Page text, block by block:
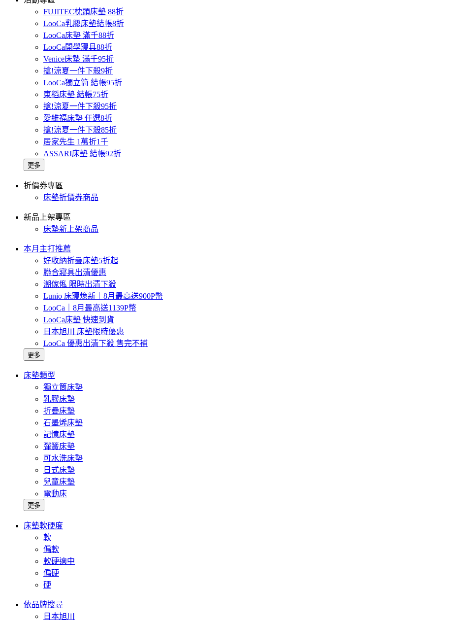
FUJITEC枕頭床墊 88折
LooCa乳膠床墊結帳8折
LooCa床墊 滿千88折
LooCa開學寢具88折
Venice床墊 滿千95折
搶!涼夏一件下殺9折
LooCa獨立筒 結帳95折
東稻床墊 結帳75折
搶!涼夏一件下殺95折
愛維福床墊 任選8折
搶!涼夏一件下殺85折
居家先生 1萬折1千
ASSARI床墊 結帳92折
更多
折價券專區
床墊折價券商品
新品上架專區
床墊新上架商品
本月主打推薦
好收納折疊床墊5折起
聯合寢具出清優惠
潮傢俬 限時出清下殺
Lunio 床寢煥新｜8月最高送900P幣
LooCa｜8月最高送1139P幣
LooCa床墊 快速到貨
日本旭川 床墊限時優惠
LooCa 優惠出清下殺 售完不補
更多
床墊類型
獨立筒床墊
乳膠床墊
折疊床墊
石墨烯床墊
記憶床墊
彈簧床墊
可水洗床墊
日式床墊
兒童床墊
電動床
更多
床墊軟硬度
軟
偏軟
軟硬適中
偏硬
硬
依品牌搜尋
日本旭川